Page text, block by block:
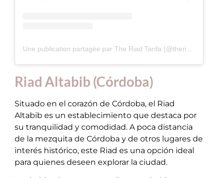
Riad Altabib (Córdoba)
Situado en el corazón de Córdoba, el Riad
Altabib es un establecimiento que destaca por
su tranquilidad y comodidad. A poca distancia
de la mezquita de Córdoba y de otros lugares de
interés histórico, este Riad es una opción ideal
para quienes deseen explorar la ciudad.